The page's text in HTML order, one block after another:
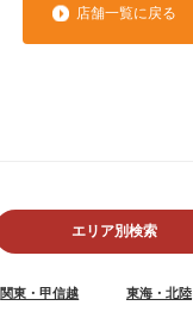
店舗一覧に戻る
エリア別検索
関東・甲信越 東海・北陸